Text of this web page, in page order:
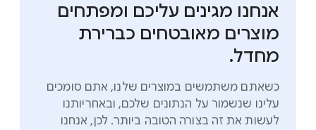
אנחנו מגינים עליכם ומפתחים
מוצרים מאובטחים כברירת
מחדל.
כשאתם משתמשים במוצרים שלנו, אתם סומכים
עלינו שנשמור על הנתונים שלכם, ובאחריותנו
לעשות את זה בצורה הטובה ביותר. לכן, אנחנו